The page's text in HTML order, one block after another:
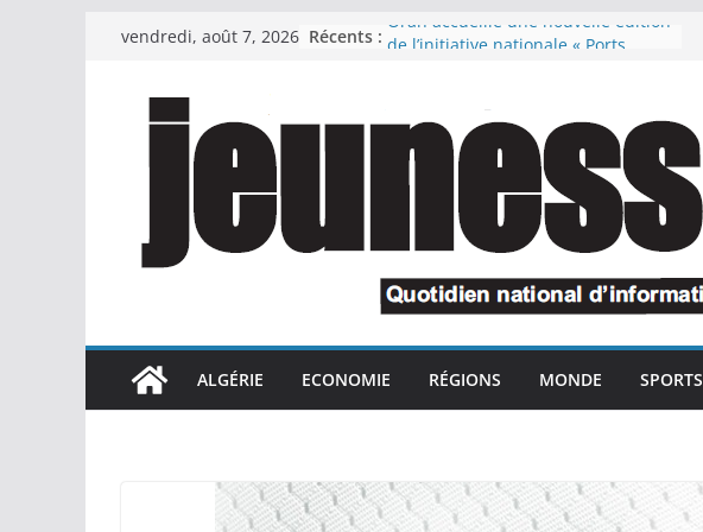
Passer
contenu
vendredi, août 7, 2026 Récents : Oran accueille une nouvelle édition
Oran : le wali inspecte les projets
scolaires en prévision de la rentrée
Le Premier ministre souligne
l’attachement du président de la
République à la relance des unités
industrielles confisquées dans le
cadre de la récupération des avoirs
détournés
Le président de la République
préside une cérémonie en
l’honneur des retraités de l’ANP,
des familles de martyrs du devoir
Le chef du gouvernement marocain
appelé à interrompre ses vacances
ALGÉRIE ECONOMIE RÉGIONS MONDE SPORTS